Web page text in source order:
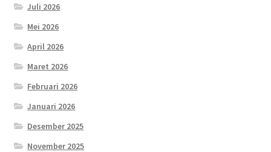
Juli 2026
Mei 2026
April 2026
Maret 2026
Februari 2026
Januari 2026
Desember 2025
November 2025